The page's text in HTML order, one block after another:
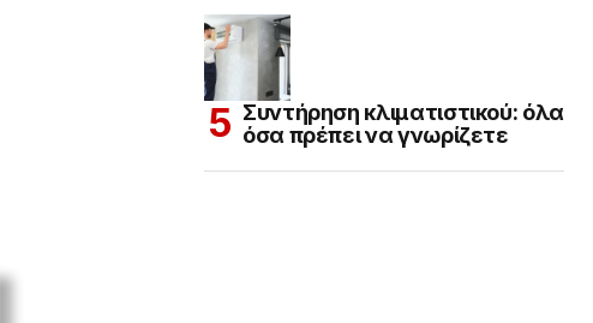
Συντήρηση κλιματιστικού: όλα
όσα πρέπει να γνωρίζετε